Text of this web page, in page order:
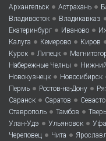
Архангельск • Астрахань •
Владивосток • Владикавказ
Екатеринбург • Иваново •
Калуга • Кемерово • Киров
Курск • Липецк •
Набережные Челны •
Новокузнецк • Новосибирск
Пермь • Ростов-на-Дону •
Саранск • Саратов •
Ставрополь • Тамбов • Тверь
Улан-Удэ • Ульяновск • Уфа
Череповец • Чита •